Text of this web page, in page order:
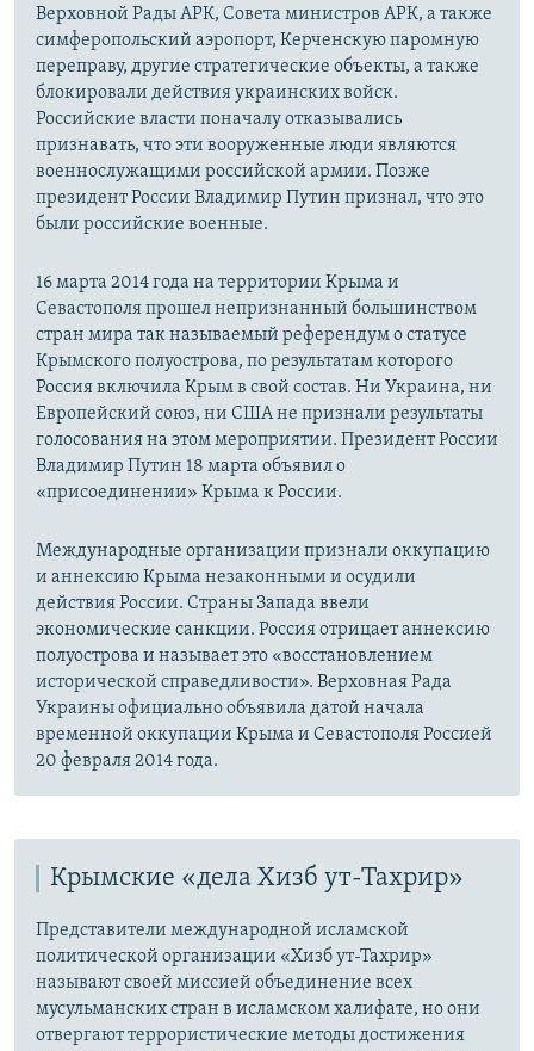
Верховной Рады АРК, Совета министров АРК, а также
симферопольский аэропорт, Керченскую паромную
переправу, другие стратегические объекты, а также
блокировали действия украинских войск.
Российские власти поначалу отказывались
признавать, что эти вооруженные люди являются
военнослужащими российской армии. Позже
президент России Владимир Путин признал, что это
были российские военные.
16 марта 2014 года на территории Крыма и
Севастополя прошел непризнанный большинством
стран мира так называемый референдум о статусе
Крымского полуострова, по результатам которого
Россия включила Крым в свой состав. Ни Украина, ни
Европейский союз, ни США не признали результаты
голосования на этом мероприятии. Президент России
Владимир Путин 18 марта объявил о
«присоединении» Крыма к России.
Международные организации признали оккупацию
и аннексию Крыма незаконными и осудили
действия России. Страны Запада ввели
экономические санкции. Россия отрицает аннексию
полуострова и называет это «восстановлением
исторической справедливости». Верховная Рада
Украины официально объявила датой начала
временной оккупации Крыма и Севастополя Россией
20 февраля 2014 года.
Крымские «дела Хизб ут-Тахрир»
Представители международной исламской
политической организации «Хизб ут-Тахрир»
называют своей миссией объединение всех
мусульманских стран в исламском халифате, но они
отвергают террористические методы достижения